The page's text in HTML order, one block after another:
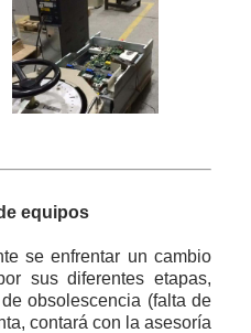
equipos
se enfrentar un cambio
sus diferentes etapas,
obsolescencia (falta de
contará con la asesoría